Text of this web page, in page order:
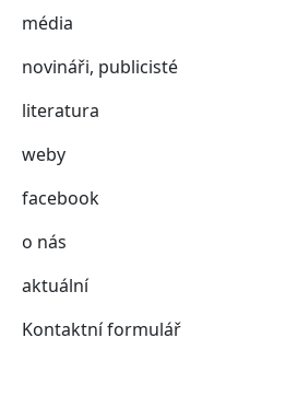
média
novináři, publicisté
literatura
weby
facebook
o nás
aktuální
Kontaktní formulář